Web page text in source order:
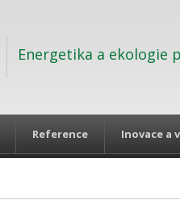
Energetika a ekologie
Reference Inovace a